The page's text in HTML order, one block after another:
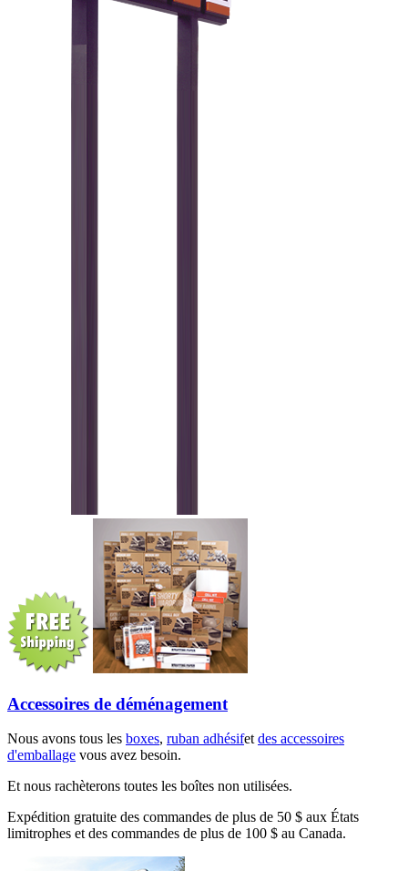
Accessoires de déménagement
Nous avons tous les boxes, ruban adhésifetdes accessoires
d'emballage vous avez besoin.
Et nous rachèterons toutes les boîtes non utilisées.
Expédition gratuite des commandes de plus de 50 $ aux États
limitrophes et des commandes de plus de 100 $ au Canada.